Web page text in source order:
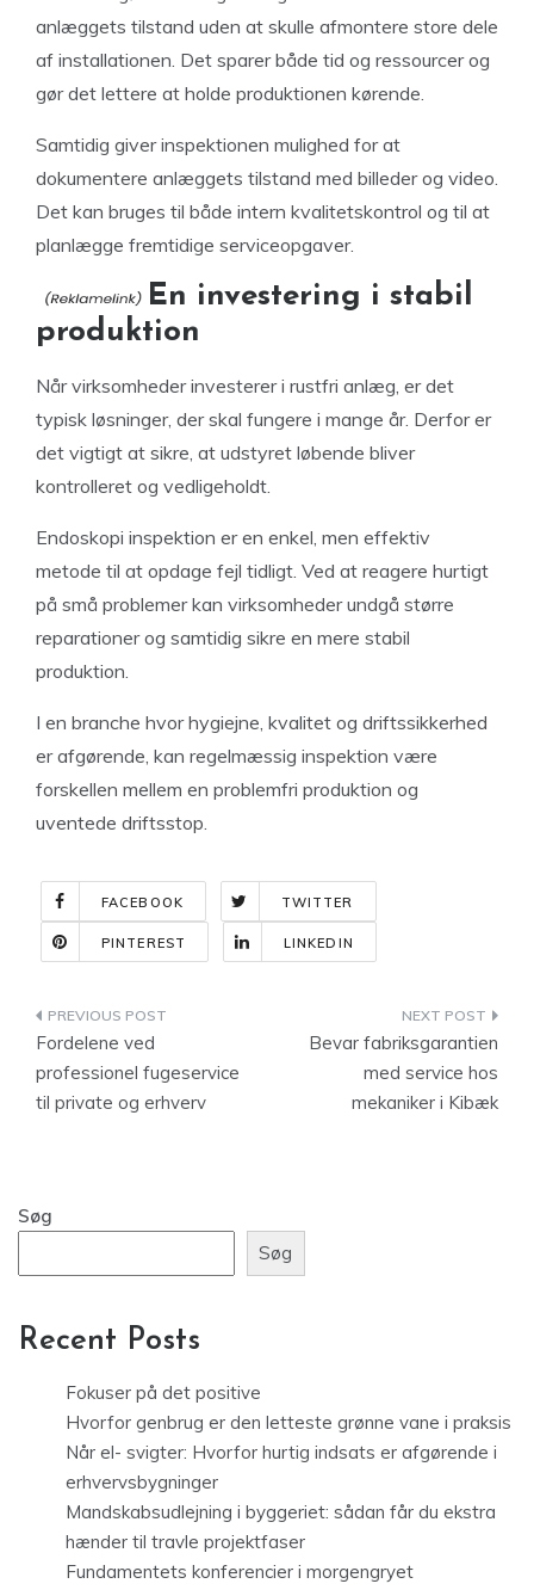
anlæggets tilstand uden at skulle afmontere store dele
af installationen. Det sparer både tid og ressourcer og
gør det lettere at holde produktionen kørende.
Samtidig giver inspektionen mulighed for at
dokumentere anlæggets tilstand med billeder og video.
Det kan bruges til både intern kvalitetskontrol og til at
planlægge fremtidige serviceopgaver.
En investering i stabil
produktion
Når virksomheder investerer i rustfri anlæg, er det
typisk løsninger, der skal fungere i mange år. Derfor er
det vigtigt at sikre, at udstyret løbende bliver
kontrolleret og vedligeholdt.
Endoskopi inspektion er en enkel, men effektiv
metode til at opdage fejl tidligt. Ved at reagere hurtigt
på små problemer kan virksomheder undgå større
reparationer og samtidig sikre en mere stabil
produktion.
I en branche hvor hygiejne, kvalitet og driftssikkerhed
er afgørende, kan regelmæssig inspektion være
forskellen mellem en problemfri produktion og
uventede driftsstop.
FACEBOOK TWITTER
PINTEREST LINKEDIN
Indlægsnavigation
Fordelene ved
professionel fugeservice
til private og erhverv
Bevar fabriksgarantien
med service hos
mekaniker i Kibæk
Søg
Søg
Recent Posts
Fokuser på det positive
Hvorfor genbrug er den letteste grønne vane i praksis
Når el- svigter: Hvorfor hurtig indsats er afgørende i
erhvervsbygninger
Mandskabsudlejning i byggeriet: sådan får du ekstra
hænder til travle projektfaser
Fundamentets konferencier i morgengryet